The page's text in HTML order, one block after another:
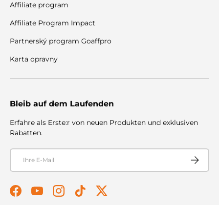
Affiliate program
Affiliate Program Impact
Partnerský program Goaffpro
Karta opravny
Bleib auf dem Laufenden
Erfahre als Erste:r von neuen Produkten und exklusiven
Rabatten.
E-Mail
FacebookYouTubeInstagramTikTokTwitter